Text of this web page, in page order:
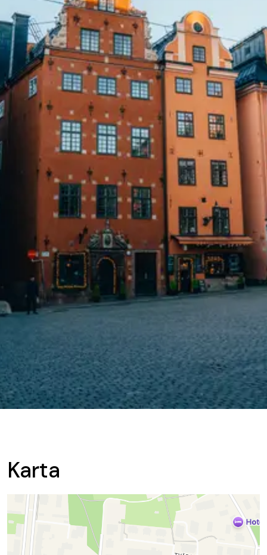
Karta